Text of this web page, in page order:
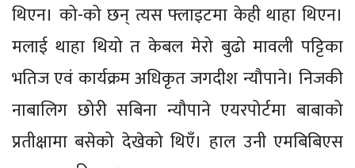
थिएन। को-को छन् त्यस फ्लाइटमा केही थाहा थिएन।
मलाई थाहा थियो त केबल मेरो बुढो मावली पट्टिका
भतिज एवं कार्यक्रम अधिकृत जगदीश न्यौपाने। निजकी
नाबालिग छोरी सबिना न्यौपाने एयरपोर्टमा बाबाको
प्रतीक्षामा बसेको देखेको थिएँ। हाल उनी एमबिबिएस